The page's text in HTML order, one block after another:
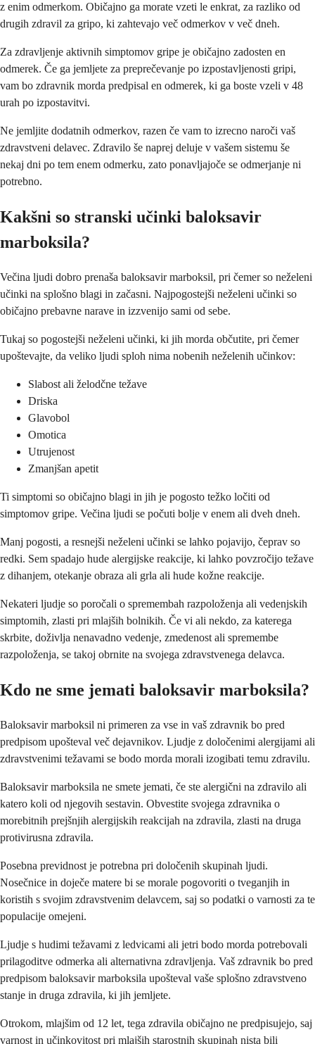
z enim odmerkom. Običajno ga morate vzeti le enkrat, za razliko od
drugih zdravil za gripo, ki zahtevajo več odmerkov v več dneh.
Za zdravljenje aktivnih simptomov gripe je običajno zadosten en
odmerek. Če ga jemljete za preprečevanje po izpostavljenosti gripi,
vam bo zdravnik morda predpisal en odmerek, ki ga boste vzeli v 48
urah po izpostavitvi.
Ne jemljite dodatnih odmerkov, razen če vam to izrecno naroči vaš
zdravstveni delavec. Zdravilo še naprej deluje v vašem sistemu še
nekaj dni po tem enem odmerku, zato ponavljajoče se odmerjanje ni
potrebno.
Kakšni so stranski učinki baloksavir
marboksila?
Večina ljudi dobro prenaša baloksavir marboksil, pri čemer so neželeni
učinki na splošno blagi in začasni. Najpogostejši neželeni učinki so
običajno prebavne narave in izzvenijo sami od sebe.
Tukaj so pogostejši neželeni učinki, ki jih morda občutite, pri čemer
upoštevajte, da veliko ljudi sploh nima nobenih neželenih učinkov:
Slabost ali želodčne težave
Driska
Glavobol
Omotica
Utrujenost
Zmanjšan apetit
Ti simptomi so običajno blagi in jih je pogosto težko ločiti od
simptomov gripe. Večina ljudi se počuti bolje v enem ali dveh dneh.
Manj pogosti, a resnejši neželeni učinki se lahko pojavijo, čeprav so
redki. Sem spadajo hude alergijske reakcije, ki lahko povzročijo težave
z dihanjem, otekanje obraza ali grla ali hude kožne reakcije.
Nekateri ljudje so poročali o spremembah razpoloženja ali vedenjskih
simptomih, zlasti pri mlajših bolnikih. Če vi ali nekdo, za katerega
skrbite, doživlja nenavadno vedenje, zmedenost ali spremembe
razpoloženja, se takoj obrnite na svojega zdravstvenega delavca.
Kdo ne sme jemati baloksavir marboksila?
Baloksavir marboksil ni primeren za vse in vaš zdravnik bo pred
predpisom upošteval več dejavnikov. Ljudje z določenimi alergijami ali
zdravstvenimi težavami se bodo morda morali izogibati temu zdravilu.
Baloksavir marboksila ne smete jemati, če ste alergični na zdravilo ali
katero koli od njegovih sestavin. Obvestite svojega zdravnika o
morebitnih prejšnjih alergijskih reakcijah na zdravila, zlasti na druga
protivirusna zdravila.
Posebna previdnost je potrebna pri določenih skupinah ljudi.
Nosečnice in doječe matere bi se morale pogovoriti o tveganjih in
koristih s svojim zdravstvenim delavcem, saj so podatki o varnosti za te
populacije omejeni.
Ljudje s hudimi težavami z ledvicami ali jetri bodo morda potrebovali
prilagoditve odmerka ali alternativna zdravljenja. Vaš zdravnik bo pred
predpisom baloksavir marboksila upošteval vaše splošno zdravstveno
stanje in druga zdravila, ki jih jemljete.
Otrokom, mlajšim od 12 let, tega zdravila običajno ne predpisujejo, saj
varnost in učinkovitost pri mlajših starostnih skupinah nista bili